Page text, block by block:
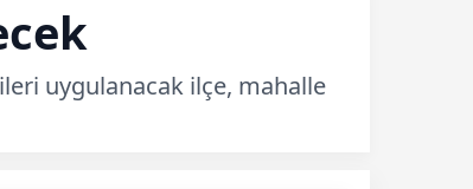
uygulanacak ilçe, mahalle